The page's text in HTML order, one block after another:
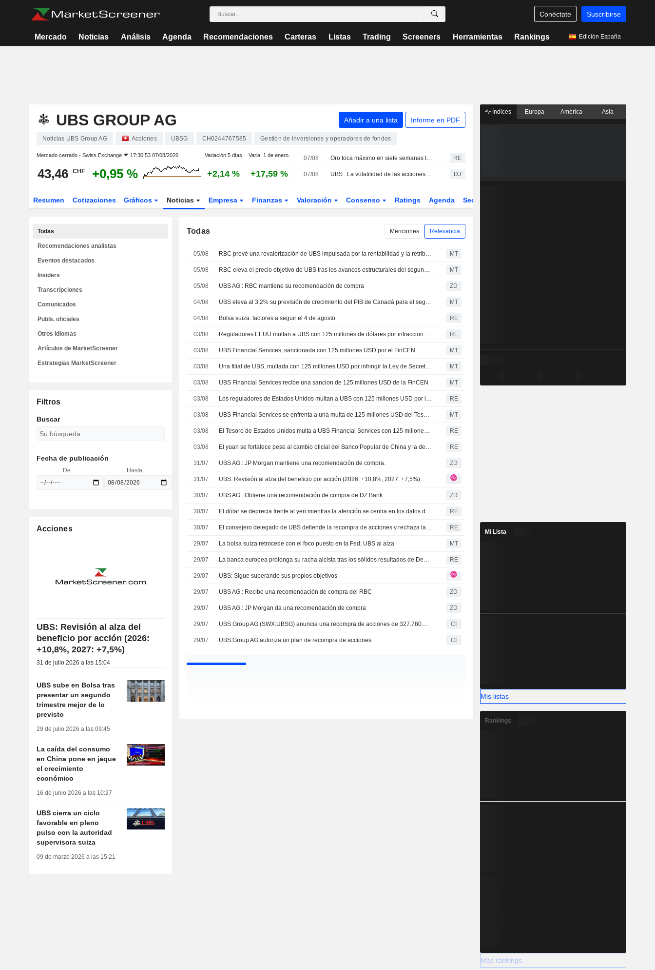
Conéctate Suscribirse
Mercado Noticias Análisis Agenda Recomendaciones Carteras Listas Trading Screeners Herramientas Rankings Edición España
UBS GROUP AG Añadir a una lista Informe en PDF
Noticias UBS Group AG Acciones UBSG CH0244767585 Gestión de inversiones y operadores de fondos
Mercado cerrado - Swiss Exchange 17:30:53 07/08/2026 Variación 5 días Varia. 1 de enero.
43,46 CHF +0,95 % +2,14 % +17,59 %
07/08 Oro toca máximo en siete semanas tras débiles datos de empleo en EEUU RE
07/08 UBS : La volatilidad de las acciones tecnológicas alcanza su punto más alto desde el crash de las puntocom -- Market Talk DJ
Resumen Cotizaciones Gráficos Noticias Empresa Finanzas Valoración Consenso Ratings Agenda Sector
Todas Menciones Relevancia
05/08 RBC prevé una revalorización de UBS impulsada por la rentabilidad y la retribución al accionista MT
05/08 RBC eleva el precio objetivo de UBS tras los avances estructurales del segundo trimestre MT
05/08 UBS AG : RBC mantiene su recomendación de compra ZD
04/08 UBS eleva al 3,2% su previsión de crecimiento del PIB de Canadá para el segundo trimestre, pero anticipa un segundo semestre más débil MT
04/08 Bolsa suiza: factores a seguir el 4 de agosto RE
03/08 Reguladores EEUU multan a UBS con 125 millones de dólares por infracciones sobre lavado de dinero RE
03/08 UBS Financial Services, sancionada con 125 millones USD por el FinCEN MT
03/08 Una filial de UBS, multada con 125 millones USD por infringir la Ley de Secreto Bancario de EE. UU. MT
03/08 UBS Financial Services recibe una sancion de 125 millones USD de la FinCEN MT
03/08 Los reguladores de Estados Unidos multan a UBS con 125 millones USD por infracciones de blanqueo de capitales RE
03/08 UBS Financial Services se enfrenta a una multa de 125 millones USD del Tesoro de EE. UU. por infringir la Ley de Secreto Bancario MT
03/08 El Tesoro de Estados Unidos multa a UBS Financial Services con 125 millones USD por infracciones de la ley de secreto bancario RE
03/08 El yuan se fortalece pese al cambio oficial del Banco Popular de China y la debilidad del dólar RE
31/07 UBS AG : JP Morgan mantiene una recomendación de compra. ZD
31/07 UBS: Revisión al alza del beneficio por acción (2026: +10,8%, 2027: +7,5%)
30/07 UBS AG : Obtiene una recomendación de compra de DZ Bank ZD
30/07 El dólar se deprecia frente al yen mientras la atención se centra en los datos de inflación RE
30/07 El consejero delegado de UBS defiende la recompra de acciones y rechaza las exigencias de capital RE
29/07 La bolsa suiza retrocede con el foco puesto en la Fed; UBS al alza MT
29/07 La banca europea prolonga su racha alcista tras los sólidos resultados de Deutsche Bank y UBS RE
29/07 UBS: Sigue superando sus propios objetivos
29/07 UBS AG : Recibe una recomendación de compra del RBC ZD
29/07 UBS AG : JP Morgan da una recomendación de compra ZD
29/07 UBS Group AG (SWX:UBSG) anuncia una recompra de acciones de 327.780.516 títulos, representativos del 10% del capital, por 3.000 millones USD. CI
29/07 UBS Group AG autoriza un plan de recompra de acciones CI
Todas
Recomendaciones analistas
Eventos destacados
Insiders
Transcripciones
Comunicados
Publs. oficiales
Otros idiomas
Artículos de MarketScreener
Estrategias MarketScreener
Filtros
Buscar
Fecha de publicación
De Hasta
Acciones
UBS: Revisión al alza del
beneficio por acción (2026:
+10,8%, 2027: +7,5%)
31 de julio 2026 a las 15:04
UBS sube en Bolsa tras
presentar un segundo
trimestre mejor de lo
previsto
29 de julio 2026 a las 09:45
La caída del consumo
en China pone en jaque
el crecimiento
económico
16 de junio 2026 a las 10:27
UBS cierra un ciclo
favorable en pleno
pulso con la autoridad
supervisora suiza
09 de marzo 2026 a las 15:21
Índices Europa América Asia
Mi Lista
Mis listas
Rankings
Más rankings